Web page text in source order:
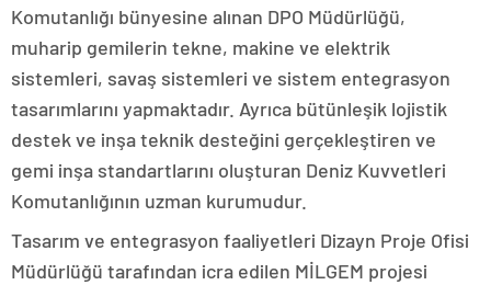
Komutanlığı bünyesine alınan DPO Müdürlüğü,
muharip gemilerin tekne, makine ve elektrik
sistemleri, savaş sistemleri ve sistem entegrasyon
tasarımlarını yapmaktadır. Ayrıca bütünleşik lojistik
destek ve inşa teknik desteğini gerçekleştiren ve
gemi inşa standartlarını oluşturan Deniz Kuvvetleri
Komutanlığının uzman kurumudur.
Tasarım ve entegrasyon faaliyetleri Dizayn Proje Ofisi
Müdürlüğü tarafından icra edilen MİLGEM projesi